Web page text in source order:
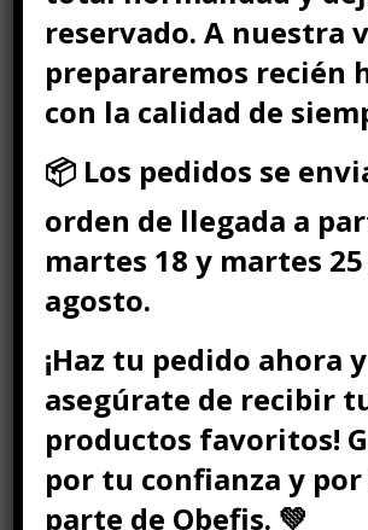
28,00€
Pack
El combo
para tu
Para
llevar
Sin
★★★★★ Lo
cómodo
Horneado a
Hechos para
reservado. A nuestra
prepararemos recién
con la calidad de
📦 Los pedidos se
orden de llegada a
martes 18 y martes
agosto.
¡Haz tu pedido ahora y
asegúrate de recibir
productos favoritos!
por tu confianza y
parte de Obefis. 💚